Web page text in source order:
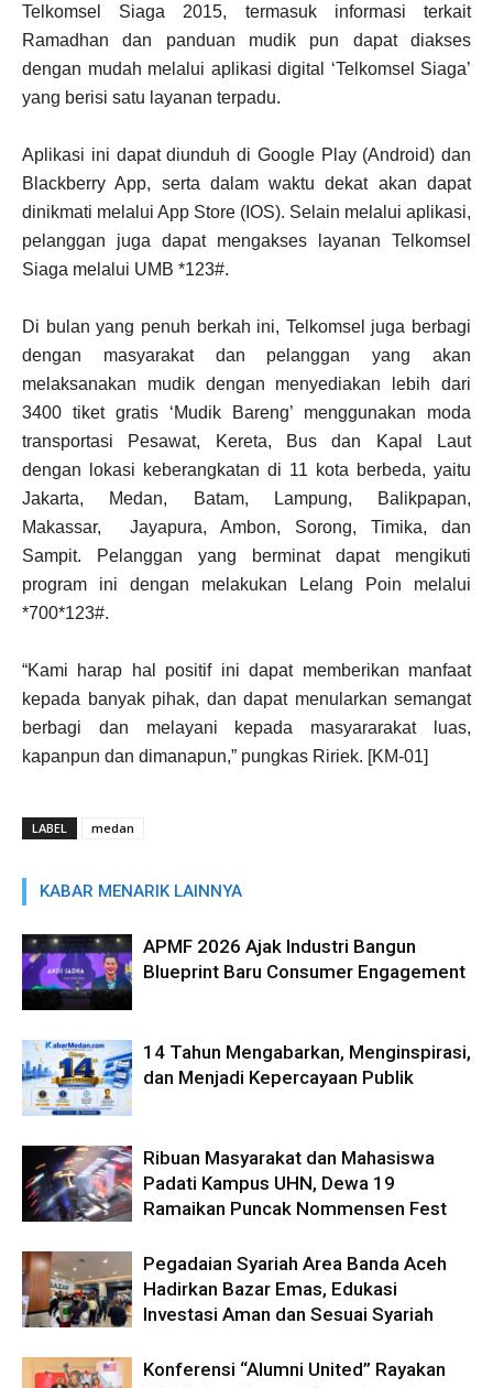
Telkomsel Siaga 2015, termasuk informasi terkait
Ramadhan dan panduan mudik pun dapat diakses
dengan mudah melalui aplikasi digital ‘Telkomsel Siaga’
yang berisi satu layanan terpadu.
Aplikasi ini dapat diunduh di Google Play (Android) dan
Blackberry App, serta dalam waktu dekat akan dapat
dinikmati melalui App Store (IOS). Selain melalui aplikasi,
pelanggan juga dapat mengakses layanan Telkomsel
Siaga melalui UMB *123#.
Di bulan yang penuh berkah ini, Telkomsel juga berbagi
dengan masyarakat dan pelanggan yang akan
melaksanakan mudik dengan menyediakan lebih dari
3400 tiket gratis ‘Mudik Bareng’ menggunakan moda
transportasi Pesawat, Kereta, Bus dan Kapal Laut
dengan lokasi keberangkatan di 11 kota berbeda, yaitu
Jakarta, Medan, Batam, Lampung, Balikpapan,
Makassar, Jayapura, Ambon, Sorong, Timika, dan
Sampit. Pelanggan yang berminat dapat mengikuti
program ini dengan melakukan Lelang Poin melalui
*700*123#.
“Kami harap hal positif ini dapat memberikan manfaat
kepada banyak pihak, dan dapat menularkan semangat
berbagi dan melayani kepada masyararakat luas,
kapanpun dan dimanapun,” pungkas Ririek. [KM-01]
LABEL medan
KABAR MENARIK LAINNYA
APMF 2026 Ajak Industri Bangun
Blueprint Baru Consumer Engagement
14 Tahun Mengabarkan, Menginspirasi,
dan Menjadi Kepercayaan Publik
Ribuan Masyarakat dan Mahasiswa
Padati Kampus UHN, Dewa 19
Ramaikan Puncak Nommensen Fest
Pegadaian Syariah Area Banda Aceh
Hadirkan Bazar Emas, Edukasi
Investasi Aman dan Sesuai Syariah
Konferensi “Alumni United” Rayakan